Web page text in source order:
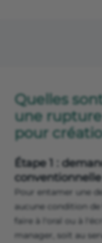
Quelles
une
pour
Étape 1 :
conventionnelle
Pour entamer une
aucune condition
faire à l'oral ou à
manager, soit au